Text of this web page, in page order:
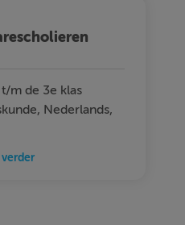
m de 3e klas
Nederlands,
verder